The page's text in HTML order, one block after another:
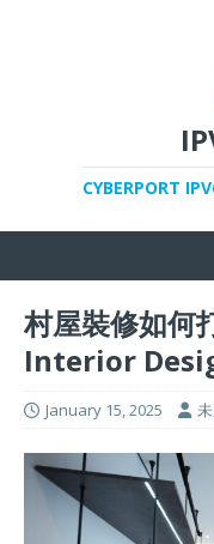
CYBERPORT
村屋裝修如何
Interior
January 15, 2025